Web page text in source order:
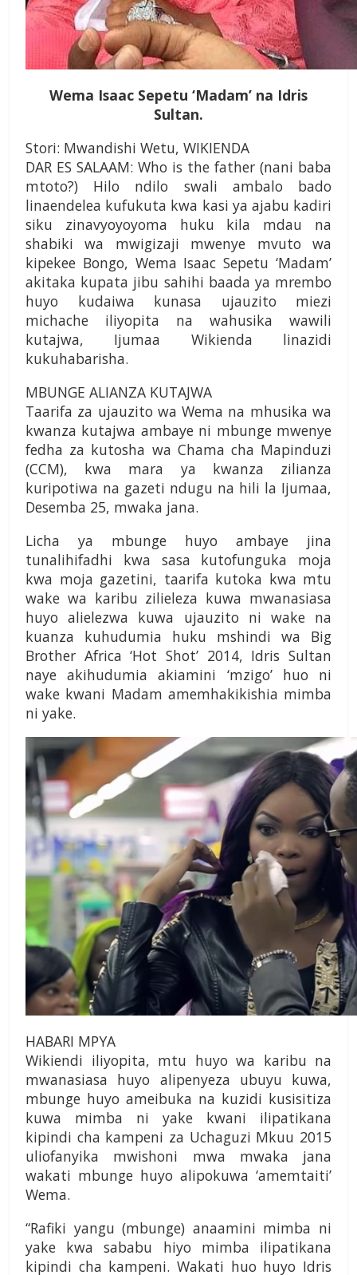
Wema Isaac Sepetu ‘Madam’ na Idris
Sultan.
Stori: Mwandishi Wetu, WIKIENDA
DAR ES SALAAM: Who is the father (nani baba
mtoto?) Hilo ndilo swali ambalo bado
linaendelea kufukuta kwa kasi ya ajabu kadiri
siku zinavyoyoyoma huku kila mdau na
shabiki wa mwigizaji mwenye mvuto wa
kipekee Bongo, Wema Isaac Sepetu ‘Madam’
akitaka kupata jibu sahihi baada ya mrembo
huyo kudaiwa kunasa ujauzito miezi
michache iliyopita na wahusika wawili
kutajwa, Ijumaa Wikienda linazidi
kukuhabarisha.
MBUNGE ALIANZA KUTAJWA
Taarifa za ujauzito wa Wema na mhusika wa
kwanza kutajwa ambaye ni mbunge mwenye
fedha za kutosha wa Chama cha Mapinduzi
(CCM), kwa mara ya kwanza zilianza
kuripotiwa na gazeti ndugu na hili la Ijumaa,
Desemba 25, mwaka jana.
Licha ya mbunge huyo ambaye jina
tunalihifadhi kwa sasa kutofunguka moja
kwa moja gazetini, taarifa kutoka kwa mtu
wake wa karibu zilieleza kuwa mwanasiasa
huyo alielezwa kuwa ujauzito ni wake na
kuanza kuhudumia huku mshindi wa Big
Brother Africa ‘Hot Shot’ 2014, Idris Sultan
naye akihudumia akiamini ‘mzigo’ huo ni
wake kwani Madam amemhakikishia mimba
ni yake.
HABARI MPYA
Wikiendi iliyopita, mtu huyo wa karibu na
mwanasiasa huyo alipenyeza ubuyu kuwa,
mbunge huyo ameibuka na kuzidi kusisitiza
kuwa mimba ni yake kwani ilipatikana
kipindi cha kampeni za Uchaguzi Mkuu 2015
uliofanyika mwishoni mwa mwaka jana
wakati mbunge huyo alipokuwa ‘amemtaiti’
Wema.
“Rafiki yangu (mbunge) anaamini mimba ni
yake kwa sababu hiyo mimba ilipatikana
kipindi cha kampeni. Wakati huo huyo Idris